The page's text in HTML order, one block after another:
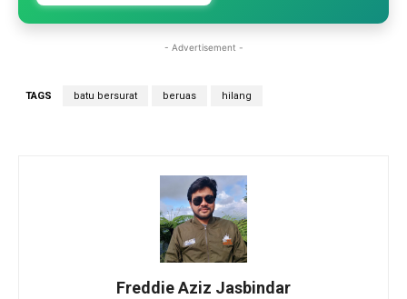
- Advertisement -
TAGS batu bersurat beruas hilang
Freddie Aziz Jasbindar